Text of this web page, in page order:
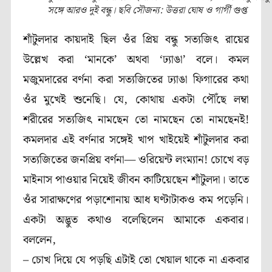
সঙ্গে আরও দুই বন্ধু। ছবি সৌজন্য: উত্তরা ঘোষ ও গার্গী গুপ্ত
শাঁটুলদার কায়দাই ছিল ওঁর প্রিয় বন্ধু সত্যজিৎ রায়ের
উল্লেখ করা ‘মানকে’ অথবা ‘ঢ্যাঙা’ বলে। কমল
মজুমদারের বর্ণনা করা সত্যজিতের ঢ্যাঙা ফিগারের কথা
ওঁর মুখেই শুনেছি। যে, কোথায় একটা পৌঁছে লম্বা
শরীরের সত্যজিৎ নামছেন তো নামছেন তো নামছেনই!
কমলদার এই বর্ণনার সঙ্গেই খাপ খাইয়েই শাঁটুলদার করা
সত্যজিতের জনপ্রিয় বর্ণনা— ওরিয়েন্ট লংম্যান! চোখে বড়
মাইনাস পাওয়ার নিয়েই জীবন কাটিয়েছেন শাঁটুলদা। তাতে
ওঁর সারাক্ষণের পড়াশোনায় আধ ঘণ্টাটাকও কম পড়েনি।
একটা অদ্ভুত কথাও বলেছিলেন আমাকে একবার।
বললেন,
– চোখ দিয়ে যে পড়ছি এটাই তো খেয়াল থাকে না একবার